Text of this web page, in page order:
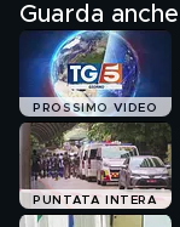
Guarda anche
PROSSIMO VIDEO
PUNTATA INTERA